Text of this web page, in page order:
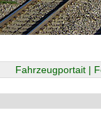
Fahrzeugportait |